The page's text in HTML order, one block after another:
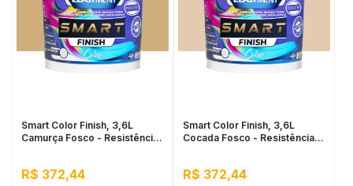
Smart Color Finish, 3,6L
Camurça Fosco - Resistência
R$ 372,44
Smart Color Finish, 3,6L
Cocada Fosco - Resistência à
R$ 372,44